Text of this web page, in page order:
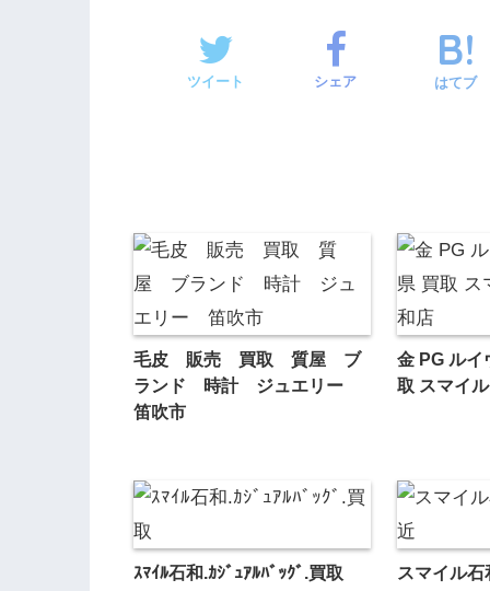
ツイート シェア はてブ
毛皮 販売 買取 質屋 ブ
ランド 時計 ジュエリー
笛吹市
金 PG ルイ
取 スマイ
ｽﾏｲﾙ石和.ｶｼﾞｭｱﾙﾊﾞｯｸﾞ.買取 スマイル